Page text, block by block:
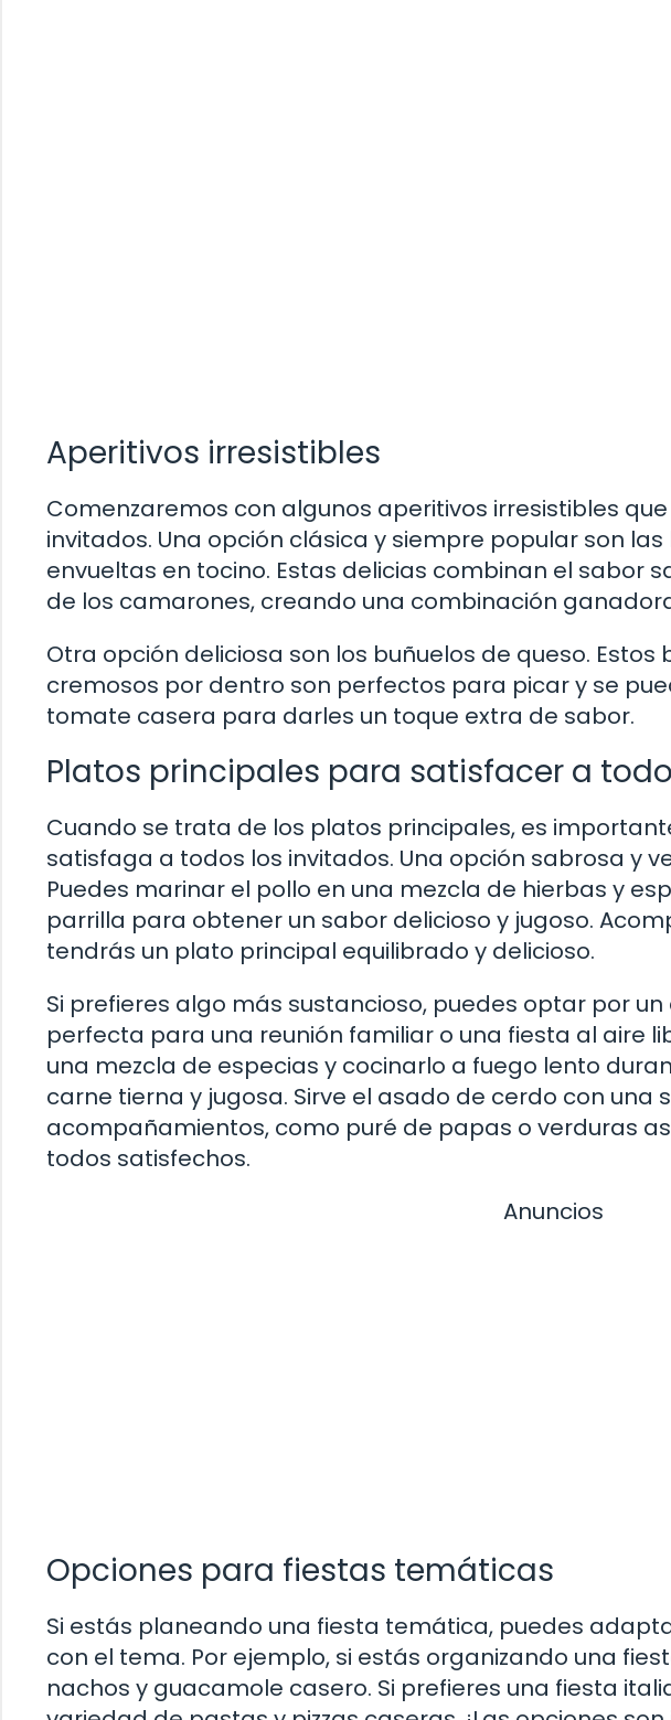
Aperitivos irresistibles
Comenzaremos con algunos aperitivos irresistibles
invitados. Una opción clásica y siempre popular son
envueltas en tocino. Estas delicias combinan el sabor
de los camarones, creando una combinación
Otra opción deliciosa son los buñuelos de queso.
cremosos por dentro son perfectos para picar y se
tomate casera para darles un toque extra de sabor.
Platos principales para satisfacer a
Cuando se trata de los platos principales, es
satisfaga a todos los invitados. Una opción sabrosa y
Puedes marinar el pollo en una mezcla de hierbas y
parrilla para obtener un sabor delicioso y jugoso.
tendrás un plato principal equilibrado y delicioso.
Si prefieres algo más sustancioso, puedes optar por
perfecta para una reunión familiar o una fiesta al aire
una mezcla de especias y cocinarlo a fuego lento
carne tierna y jugosa. Sirve el asado de cerdo con una
acompañamientos, como puré de papas o verduras
todos satisfechos.
Anuncios
Opciones para fiestas temáticas
Si estás planeando una fiesta temática, puedes
con el tema. Por ejemplo, si estás organizando una
nachos y guacamole casero. Si prefieres una fiesta